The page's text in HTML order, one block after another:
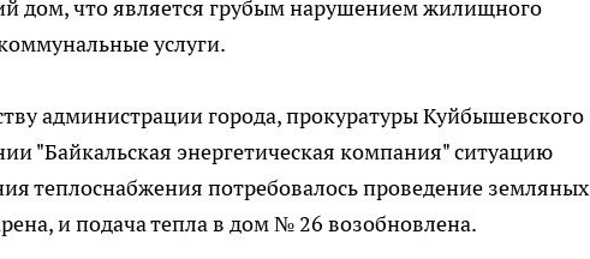
дом, что является грубым нарушением жилищного
услуги.
администрации города, прокуратуры Куйбышевского
"Байкальская энергетическая компания" ситуацию
теплоснабжения потребовалось проведение земляных
и подача тепла в дом № 26 возобновлена.